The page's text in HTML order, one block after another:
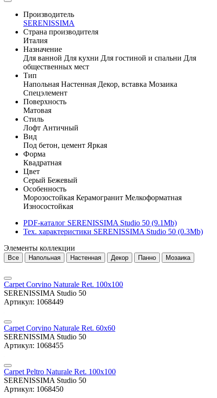
Производитель
SERENISSIMA
Страна производителя
Италия
Назначение
Для ванной Для кухни Для гостиной и спальни Для
общественных мест
Тип
Напольная Настенная Декор, вставка Мозаика
Спецэлемент
Поверхность
Матовая
Стиль
Лофт Античный
Вид
Под бетон, цемент Яркая
Форма
Квадратная
Цвет
Серый Бежевый
Особенность
Морозостойкая Керамогранит Мелкоформатная
Износостойкая
PDF-каталог SERENISSIMA Studio 50 (9.1Mb)
Тех. характеристики SERENISSIMA Studio 50 (0.3Mb)
Элементы коллекции
Все Напольная Настенная Декор Панно Мозаика
Carpet Corvino Naturale Ret. 100x100
SERENISSIMA Studio 50
Артикул: 1068449
Carpet Corvino Naturale Ret. 60x60
SERENISSIMA Studio 50
Артикул: 1068455
Carpet Peltro Naturale Ret. 100x100
SERENISSIMA Studio 50
Артикул: 1068450